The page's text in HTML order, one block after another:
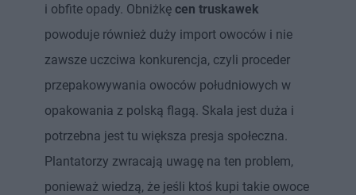
i obfite opady. Obniżkę cen truskawek
powoduje również duży import owoców i nie
zawsze uczciwa konkurencja, czyli proceder
przepakowywania owoców południowych w
opakowania z polską flagą. Skala jest duża i
potrzebna jest tu większa presja społeczna.
Plantatorzy zwracają uwagę na ten problem,
ponieważ wiedzą, że jeśli ktoś kupi takie owoce